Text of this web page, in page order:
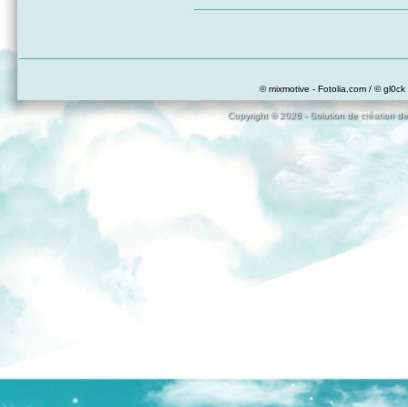
© mixmotive - Fotolia.com / ©
Copyright © 2026 - Solution de création